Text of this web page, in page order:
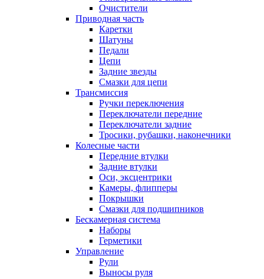
Очистители
Приводная часть
Каретки
Шатуны
Педали
Цепи
Задние звезды
Смазки для цепи
Трансмиссия
Ручки переключения
Переключатели передние
Переключатели задние
Тросики, рубашки, наконечники
Колесные части
Передние втулки
Задние втулки
Оси, эксцентрики
Камеры, флипперы
Покрышки
Смазки для подшипников
Бескамерная система
Наборы
Герметики
Управление
Рули
Выносы руля